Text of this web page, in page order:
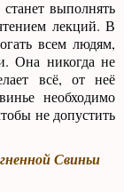
выполнять
лекций. В
всем людям,
Она никогда не
всё, от неё
необходимо
не допустить
Свиньи